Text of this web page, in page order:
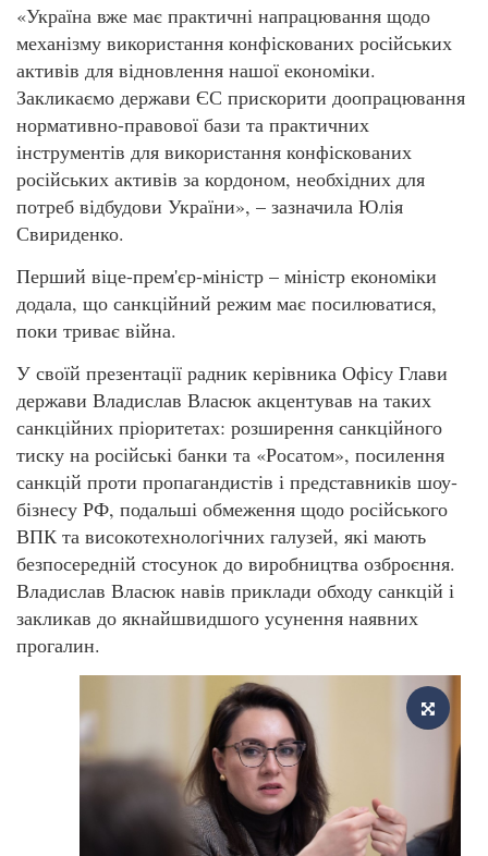
«Україна вже має практичні напрацювання щодо
механізму використання конфіскованих російських
активів для відновлення нашої економіки.
Закликаємо держави ЄС прискорити доопрацювання
нормативно-правової бази та практичних
інструментів для використання конфіскованих
російських активів за кордоном, необхідних для
потреб відбудови України», – зазначила Юлія
Свириденко.
Перший віце-прем'єр-міністр – міністр економіки
додала, що санкційний режим має посилюватися,
поки триває війна.
У своїй презентації радник керівника Офісу Глави
держави Владислав Власюк акцентував на таких
санкційних пріоритетах: розширення санкційного
тиску на російські банки та «Росатом», посилення
санкцій проти пропагандистів і представників шоу-
бізнесу РФ, подальші обмеження щодо російського
ВПК та високотехнологічних галузей, які мають
безпосередній стосунок до виробництва озброєння.
Владислав Власюк навів приклади обходу санкцій і
закликав до якнайшвидшого усунення наявних
прогалин.